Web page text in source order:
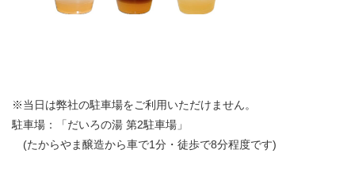
※当日は弊社の駐車場をご利用いただけません。
駐車場：「だいろの湯 第2駐車場」
(たからやま醸造から車で1分・徒歩で8分程度です)